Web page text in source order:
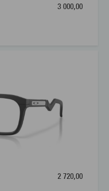
3 000,00
2 720,00